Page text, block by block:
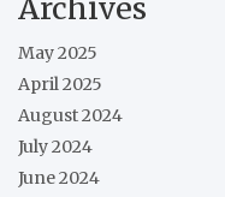
Archives
May 2025
April 2025
August 2024
July 2024
June 2024